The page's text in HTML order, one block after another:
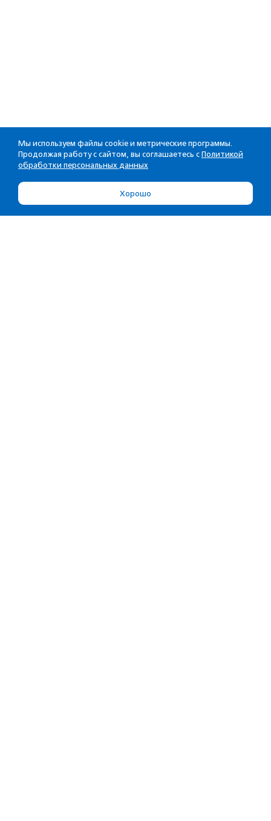
Мы используем файлы cookie и метрические программы.
Продолжая работу с сайтом, вы соглашаетесь с Политикой
обработки персональных данных
Хорошо